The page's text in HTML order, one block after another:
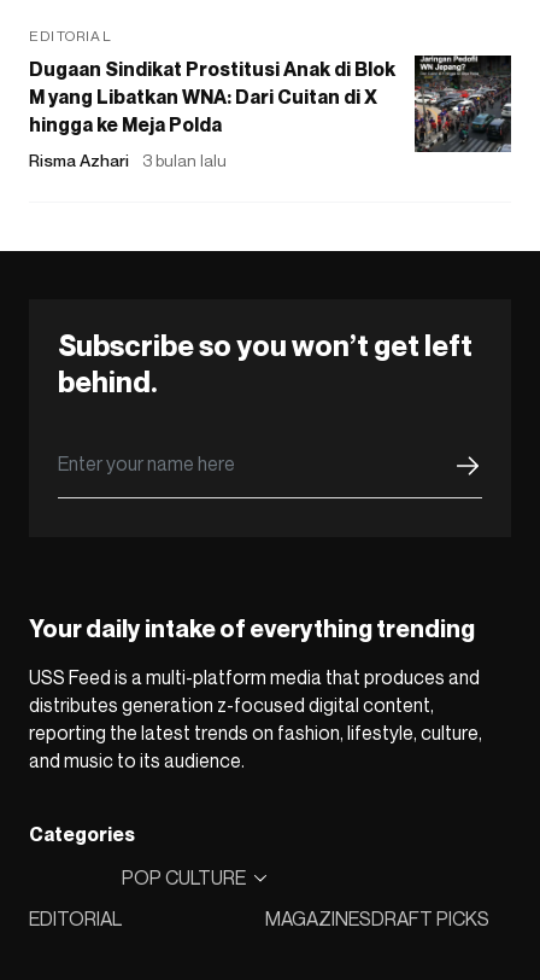
EDITORIAL
Dugaan Sindikat Prostitusi Anak di Blok
M yang Libatkan WNA: Dari Cuitan di X
hingga ke Meja Polda
Risma Azhari 3 bulan lalu
Subscribe so you won’t get left
behind.
Your daily intake of everything trending
USS Feed is a multi-platform media that produces and
distributes generation z-focused digital content,
reporting the latest trends on fashion, lifestyle, culture,
and music to its audience.
Categories
EDITORIAL
POP CULTURE
MAGAZINESDRAFT PICKS